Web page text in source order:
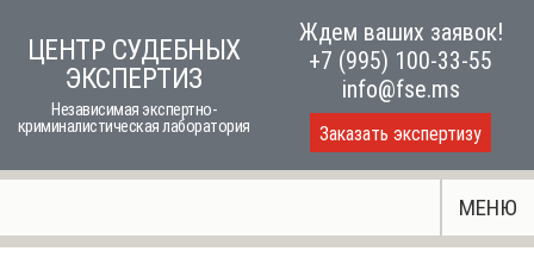
ЦЕНТР СУДЕБНЫХ
ЭКСПЕРТИЗ
Независимая экспертно-
криминалистическая лаборатория
Ждем ваших заявок!
+7 (995) 100-33-55
info@fse.ms
Заказать экспертизу
МЕНЮ